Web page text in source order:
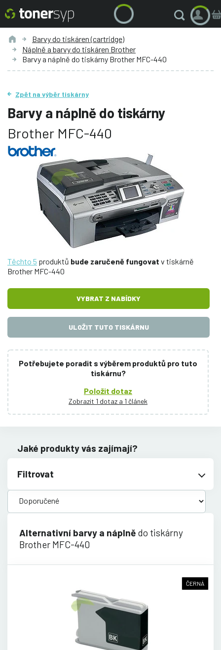
Barvy do tiskáren (cartridge)
Náplně a barvy do tiskáren Brother
Barvy a náplně do tiskárny Brother MFC-440
Zpět na výběr tiskárny
Barvy a náplně do tiskárny
Brother MFC-440
Těchto 5 produktů bude zaručeně fungovat v tiskárně
Brother MFC-440
VYBRAT Z NABÍDKY
ULOŽIT TUTO TISKÁRNU
Potřebujete poradit s výběrem produktů pro tuto
tiskárnu?
Položit dotaz
Zobrazit 1 dotaz a 1 článek
Jaké produkty vás zajímají?
Filtrovat
Alternativní barvy a náplně do tiskárny
Brother MFC-440
ČERNÁ